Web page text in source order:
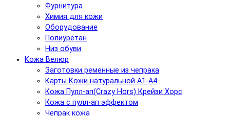
Фурнитура
Химия для кожи
Оборудование
Полиуретан
Низ обуви
Кожа Велюр
Заготовки ременные из чепрака
Карты Кожи натуральной А1-А4
Кожа Пулл-ап(Crazy Hors) Крейзи Хорс
Кожа с пулл-ап эффектом
Чепрак кожа